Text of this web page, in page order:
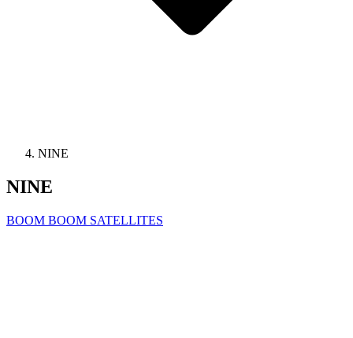
NINE
NINE
BOOM BOOM SATELLITES